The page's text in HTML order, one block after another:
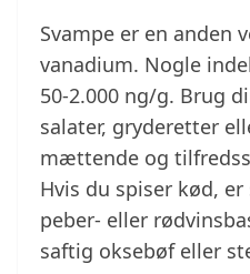
Svampe er en anden
vanadium. Nogle
50-2.000 ng/g. Brug
salater, gryderetter
mættende og
Hvis du spiser kød,
peber- eller
saftig oksebøf eller